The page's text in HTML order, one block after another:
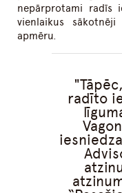
nepārprotami radīs
vienlaikus
apmēru.
radīto